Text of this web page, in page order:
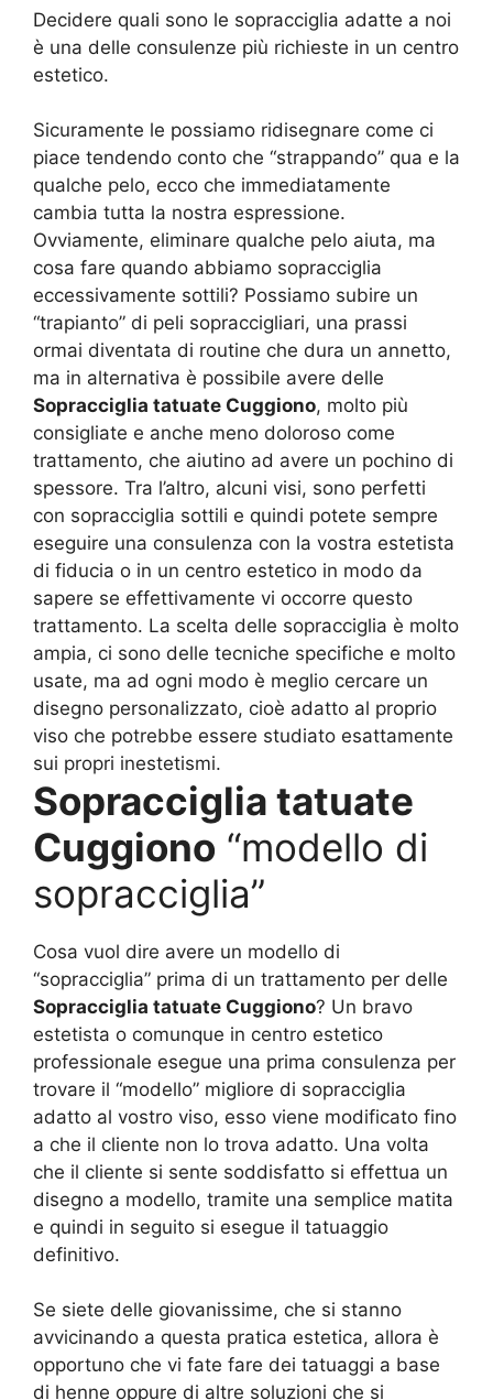
Decidere quali sono le sopracciglia adatte a noi
è una delle consulenze più richieste in un centro
estetico.
Sicuramente le possiamo ridisegnare come ci
piace tendendo conto che “strappando” qua e la
qualche pelo, ecco che immediatamente
cambia tutta la nostra espressione.
Ovviamente, eliminare qualche pelo aiuta, ma
cosa fare quando abbiamo sopracciglia
eccessivamente sottili? Possiamo subire un
“trapianto” di peli sopraccigliari, una prassi
ormai diventata di routine che dura un annetto,
ma in alternativa è possibile avere delle
Sopracciglia tatuate Cuggiono, molto più
consigliate e anche meno doloroso come
trattamento, che aiutino ad avere un pochino di
spessore. Tra l’altro, alcuni visi, sono perfetti
con sopracciglia sottili e quindi potete sempre
eseguire una consulenza con la vostra estetista
di fiducia o in un centro estetico in modo da
sapere se effettivamente vi occorre questo
trattamento. La scelta delle sopracciglia è molto
ampia, ci sono delle tecniche specifiche e molto
usate, ma ad ogni modo è meglio cercare un
disegno personalizzato, cioè adatto al proprio
viso che potrebbe essere studiato esattamente
sui propri inestetismi.
Sopracciglia tatuate
Cuggiono “modello di
sopracciglia”
Cosa vuol dire avere un modello di
“sopracciglia” prima di un trattamento per delle
Sopracciglia tatuate Cuggiono? Un bravo
estetista o comunque in centro estetico
professionale esegue una prima consulenza per
trovare il “modello” migliore di sopracciglia
adatto al vostro viso, esso viene modificato fino
a che il cliente non lo trova adatto. Una volta
che il cliente si sente soddisfatto si effettua un
disegno a modello, tramite una semplice matita
e quindi in seguito si esegue il tatuaggio
definitivo.
Se siete delle giovanissime, che si stanno
avvicinando a questa pratica estetica, allora è
opportuno che vi fate fare dei tatuaggi a base
di henne oppure di altre soluzioni che si